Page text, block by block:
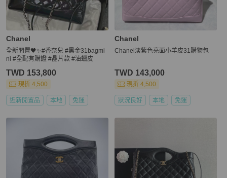
Chanel
全新閒置🖤✨#香奈兒 #黑金31bagmi
ni #全配有購證 #晶片款 #油蠟皮
TWD 153,800
現折 4,500
近新閒置品 本地 免運
Chanel
Chanel淡紫色亮面小羊皮31購物包
TWD 143,000
現折 4,500
狀況良好 本地 免運